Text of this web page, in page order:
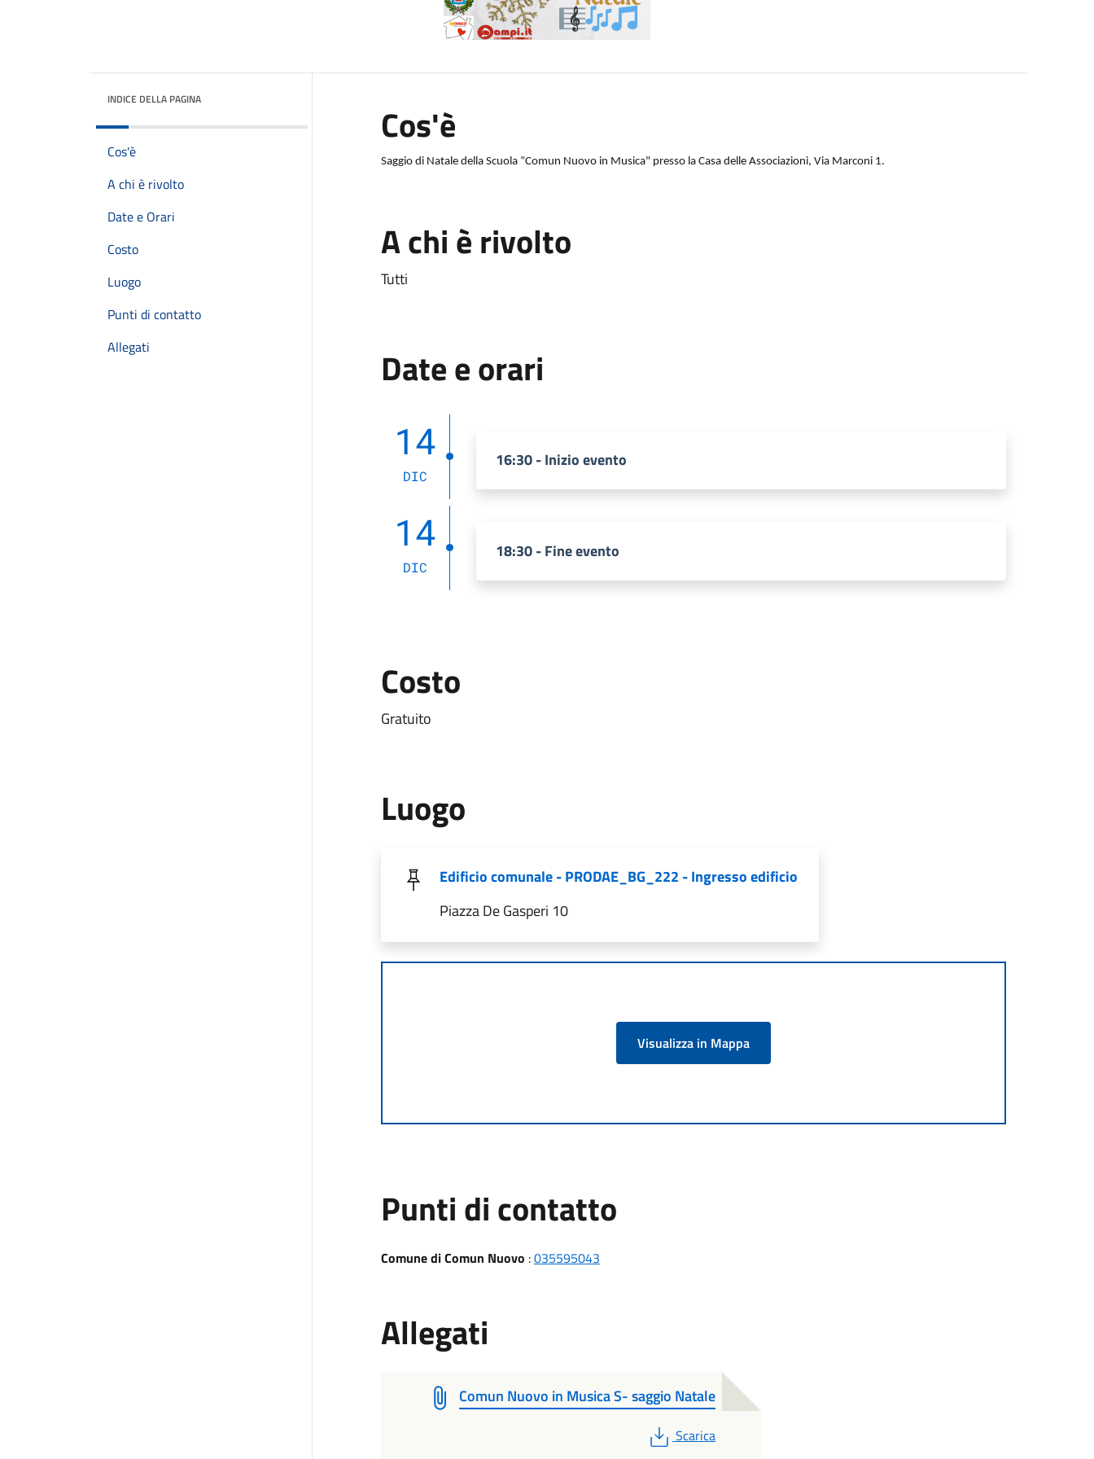
INDICE DELLA PAGINA
Cos'è
A chi è rivolto
Date e Orari
Costo
Luogo
Punti di contatto
Allegati
Cos'è
Saggio di Natale della Scuola “Comun Nuovo in Musica" presso la Casa delle Associazioni, Via Marconi 1.
A chi è rivolto
Tutti
Date e orari
14
DIC
16:30 - Inizio evento
14
DIC
18:30 - Fine evento
Costo
Gratuito
Luogo
Edificio comunale - PRODAE_BG_222 - Ingresso edificio
Piazza De Gasperi 10
Visualizza in Mappa
Punti di contatto
Comune di Comun Nuovo :035595043
Allegati
Comun Nuovo in Musica S- saggio Natale
PDF
Scarica